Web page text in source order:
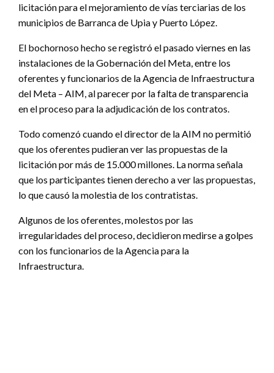
licitación para el mejoramiento de vías terciarias de los
municipios de Barranca de Upia y Puerto López.
El bochornoso hecho se registró el pasado viernes en las
instalaciones de la Gobernación del Meta, entre los
oferentes y funcionarios de la Agencia de Infraestructura
del Meta – AIM, al parecer por la falta de transparencia
en el proceso para la adjudicación de los contratos.
Todo comenzó cuando el director de la AIM no permitió
que los oferentes pudieran ver las propuestas de la
licitación por más de 15.000 millones. La norma señala
que los participantes tienen derecho a ver las propuestas,
lo que causó la molestia de los contratistas.
Algunos de los oferentes, molestos por las
irregularidades del proceso, decidieron medirse a golpes
con los funcionarios de la Agencia para la
Infraestructura.